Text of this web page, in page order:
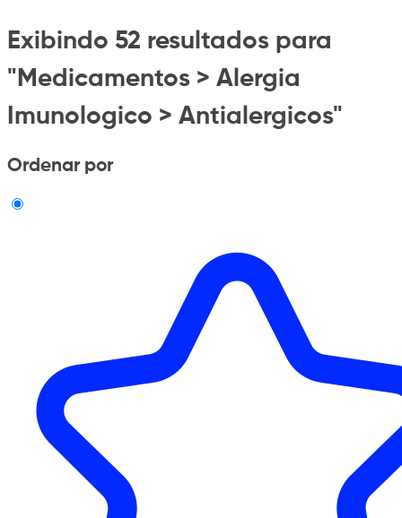
Exibindo 52 resultados para
"Medicamentos > Alergia
Imunologico > Antialergicos"
Ordenar por